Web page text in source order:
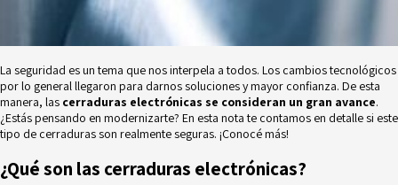
La seguridad es un tema que nos interpela a todos. Los cambios tecnológicos
por lo general llegaron para darnos soluciones y mayor confianza. De esta
manera, las cerraduras electrónicas se consideran un gran avance.
¿Estás pensando en modernizarte? En esta nota te contamos en detalle si este
tipo de cerraduras son realmente seguras. ¡Conocé más!
¿Qué son las cerraduras electrónicas?